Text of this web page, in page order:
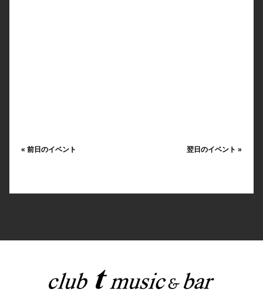
« 前日のイベント 翌日のイベント»